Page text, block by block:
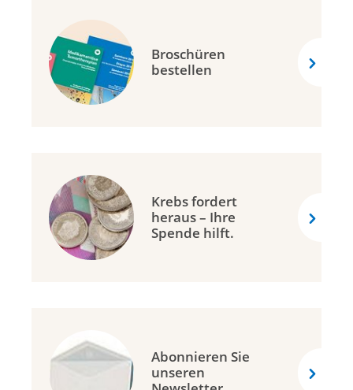
Broschüren
bestellen
Krebs fordert
heraus – Ihre
Spende hilft.
Abonnieren Sie
unseren